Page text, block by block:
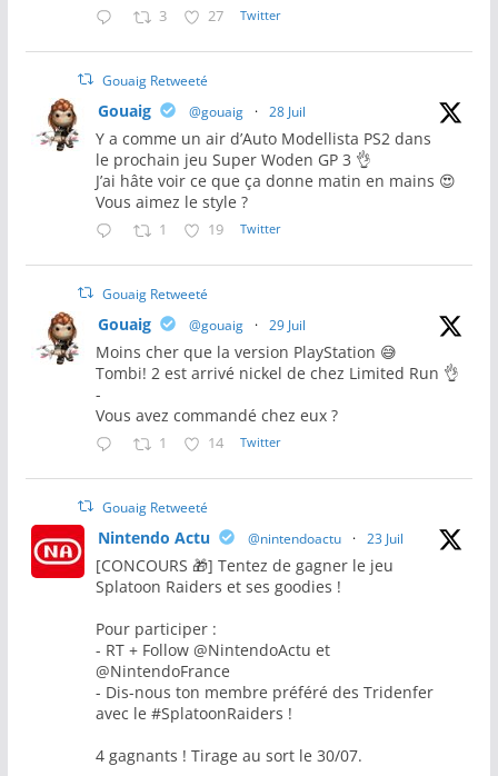
3 27 Twitter
Gouaig Retweeté
Gouaig @gouaig · 28 Juil
Y a comme un air d’Auto Modellista PS2 dans
le prochain jeu Super Woden GP 3 👌
J’ai hâte voir ce que ça donne matin en mains 😍
Vous aimez le style ?
1 19 Twitter
Gouaig Retweeté
Gouaig @gouaig · 29 Juil
Moins cher que la version PlayStation 😅
Tombi! 2 est arrivé nickel de chez Limited Run 👌
-
Vous avez commandé chez eux ?
1 14 Twitter
Gouaig Retweeté
Nintendo Actu @nintendoactu · 23 Juil
[CONCOURS 🎁] Tentez de gagner le jeu
Splatoon Raiders et ses goodies !
Pour participer :
- RT + Follow @NintendoActu et
@NintendoFrance
- Dis-nous ton membre préféré des Tridenfer
avec le #SplatoonRaiders !
4 gagnants ! Tirage au sort le 30/07.